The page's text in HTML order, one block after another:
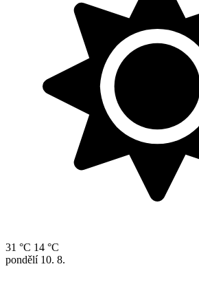
31 °C 14 °C
pondělí 10. 8.